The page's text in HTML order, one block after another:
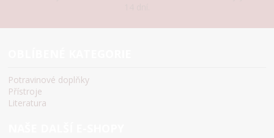
Potravinové doplňky
Přístroje
Literatura